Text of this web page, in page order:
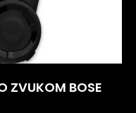
ZVUKOM BOSE